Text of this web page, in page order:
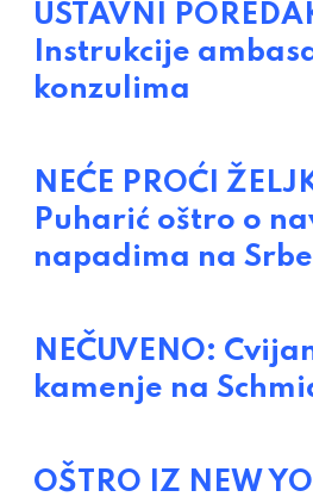
USTAVNI
Instrukcije
konzulima
NEĆE PROĆI
Puharić oštro o
napadima na Srbe
NEČUVENO:
kamenje na
OŠTRO IZ NEW